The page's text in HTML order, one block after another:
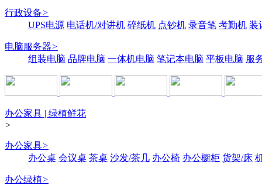
行政设备>
UPS电源 电话机/对讲机 碎纸机 点钞机 录音笔 考勤机 装
电脑服务器>
组装电脑 品牌电脑 一体机电脑 笔记本电脑 平板电脑 服
办公家具 | 绿植鲜花
>
办公家具>
办公桌 会议桌 茶桌 沙发/茶几 办公椅 办公橱柜 货架/床
办公绿植>